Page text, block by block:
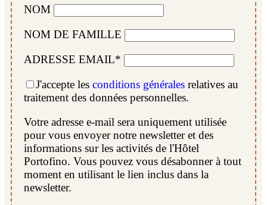
NOM
NOM DE FAMILLE
ADRESSE EMAIL*
J'accepte les conditions générales relatives au
traitement des données personnelles.
Votre adresse e-mail sera uniquement utilisée
pour vous envoyer notre newsletter et des
informations sur les activités de l'Hôtel
Portofino. Vous pouvez vous désabonner à tout
moment en utilisant le lien inclus dans la
newsletter.